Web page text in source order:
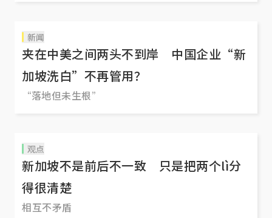
新闻
夹在中美之间两头不到岸 中国企业“新
加坡洗白”不再管用？
“落地但未生根”
观点
新加坡不是前后不一致 只是把两个lì分
得很清楚
相互不矛盾